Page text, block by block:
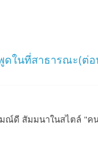
ดในที่สาธารณะ(ต่
ดี สัมมนาในสไตล์ "คน